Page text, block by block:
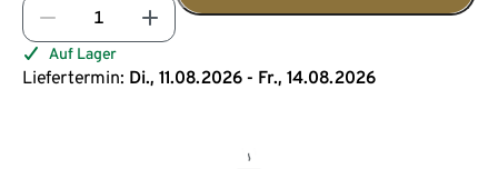
Auf Lager
Liefertermin: Di., 11.08.2026 - Fr., 14.08.2026